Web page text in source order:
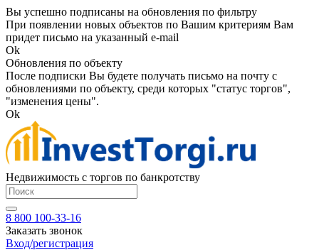
Вы успешно подписаны на обновления по фильтру
При появлении новых объектов по Вашим критериям Вам
придет письмо на указанный e-mail
Ok
Обновления по объекту
После подписки Вы будете получать письмо на почту с
обновлениями по объекту, среди которых "статус торгов",
"изменения цены".
Ok
Недвижимость с торгов по банкротству
8 800 100-33-16
Заказать звонок
Вход/регистрация